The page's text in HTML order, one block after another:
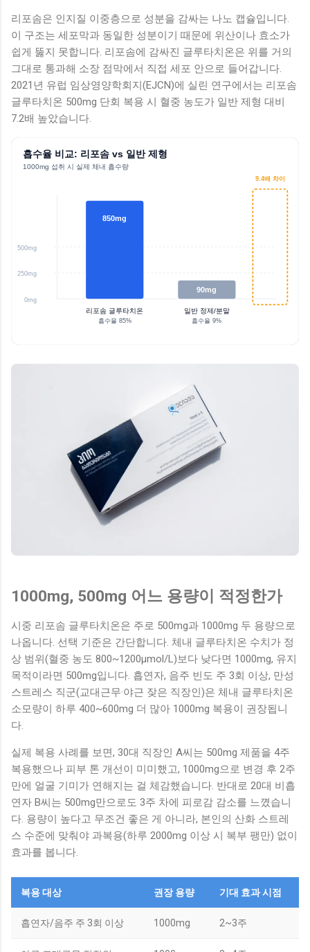
리포솜은 인지질 이중층으로 성분을 감싸는 나노 캡슐입니다.
이 구조는 세포막과 동일한 성분이기 때문에 위산이나 효소가
쉽게 뚫지 못합니다. 리포솜에 감싸진 글루타치온은 위를 거의
그대로 통과해 소장 점막에서 직접 세포 안으로 들어갑니다.
2021년 유럽 임상영양학회지(EJCN)에 실린 연구에서는 리포솜
글루타치온 500mg 단회 복용 시 혈중 농도가 일반 제형 대비
7.2배 높았습니다.
흡수율 비교: 리포솜 vs 일반 제형
1000mg 섭취 시 실제 체내 흡수량
500mg
250mg
0mg
850mg
리포솜 글루타치온
흡수율 85%
90mg
일반 정제/분말
흡수율 9%
9.4배 차이
1000mg, 500mg 어느 용량이 적정한가
시중 리포솜 글루타치온은 주로 500mg과 1000mg 두 용량으로
나옵니다. 선택 기준은 간단합니다. 체내 글루타치온 수치가 정
상 범위(혈중 농도 800~1200μmol/L)보다 낮다면 1000mg, 유지
목적이라면 500mg입니다. 흡연자, 음주 빈도 주 3회 이상, 만성
스트레스 직군(교대근무·야근 잦은 직장인)은 체내 글루타치온
소모량이 하루 400~600mg 더 많아 1000mg 복용이 권장됩니
다.
실제 복용 사례를 보면, 30대 직장인 A씨는 500mg 제품을 4주
복용했으나 피부 톤 개선이 미미했고, 1000mg으로 변경 후 2주
만에 얼굴 기미가 연해지는 걸 체감했습니다. 반대로 20대 비흡
연자 B씨는 500mg만으로도 3주 차에 피로감 감소를 느꼈습니
다. 용량이 높다고 무조건 좋은 게 아니라, 본인의 산화 스트레
스 수준에 맞춰야 과복용(하루 2000mg 이상 시 복부 팽만) 없이
효과를 봅니다.
복용 대상 권장 용량 기대 효과 시점
흡연자/음주 주 3회 이상 1000mg 2~3주